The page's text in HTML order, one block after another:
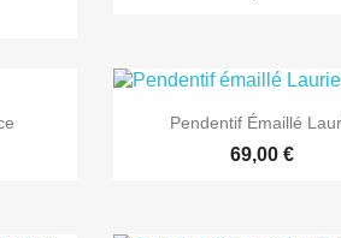
 Aperçu rapide
Pendentif Émaillé
69,00 €